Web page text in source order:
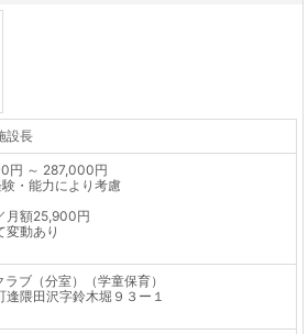
設長
円 ～ 287,000円
・能力により考慮
月額25,900円
変動あり
ブ（分室）（学童保育）
逢隈田沢字鈴木堀９３ー１